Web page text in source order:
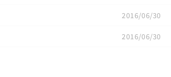
2016/06/30
2016/06/30